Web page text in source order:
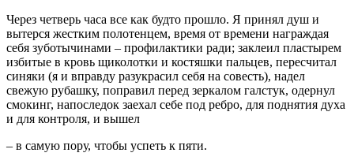
Через четверь часа все как будто прошло. Я принял душ и
вытерся жестким полотенцем, время от времени награждая
себя зуботычинами – профилактики ради; заклеил пластырем
избитые в кровь щиколотки и костяшки пальцев, пересчитал
синяки (я и вправду разукрасил себя на совесть), надел
свежую рубашку, поправил перед зеркалом галстук, одернул
смокинг, напоследок заехал себе под ребро, для поднятия духа
и для контроля, и вышел
– в самую пору, чтобы успеть к пяти.